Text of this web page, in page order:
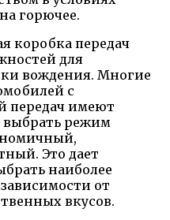
горючее.
коробка передач
для
вождения. Многие
с
передач имеют
режим
Это дает
наиболее
от
вкусов.